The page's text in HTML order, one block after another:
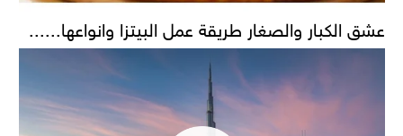
عشق الكبار والصغار طريقة عمل البيتزا وانواعها......